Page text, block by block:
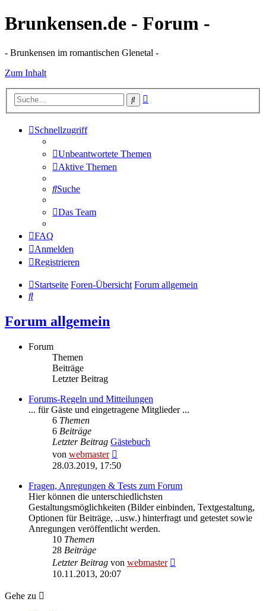
Brunkensen.de - Forum -
- Brunkensen im romantischen Glenetal -
Zum Inhalt
Suche
Schnellzugriff
Unbeantwortete Themen
Aktive Themen
Suche
Das Team
FAQ
Anmelden
Registrieren
Startseite Foren-Übersicht Forum allgemein
Suche
Forum allgemein
Forum
Themen
Beiträge
Letzter Beitrag
Forums-Regeln und Mitteilungen
... für Gäste und eingetragene Mitglieder ...
6 Themen
6 Beiträge
Letzter Beitrag Gästebuch
von webmaster
Beitrag
28.03.2019, 17:50
Fragen, Anregungen & Tests zum Forum
Hier können die unterschiedlichsten
Gestaltungsmöglichkeiten (Bilder einbinden, Textgestaltung,
Optionen für Beiträge, ..usw.) hinterfragt und getestet sowie
Anregungen veröffentlicht werden.
10 Themen
28 Beiträge
Letzter Beitrag von webmaster
10.11.2013, 20:07
Gehe zu